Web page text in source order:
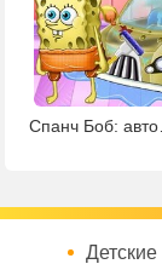
Спанч Боб: